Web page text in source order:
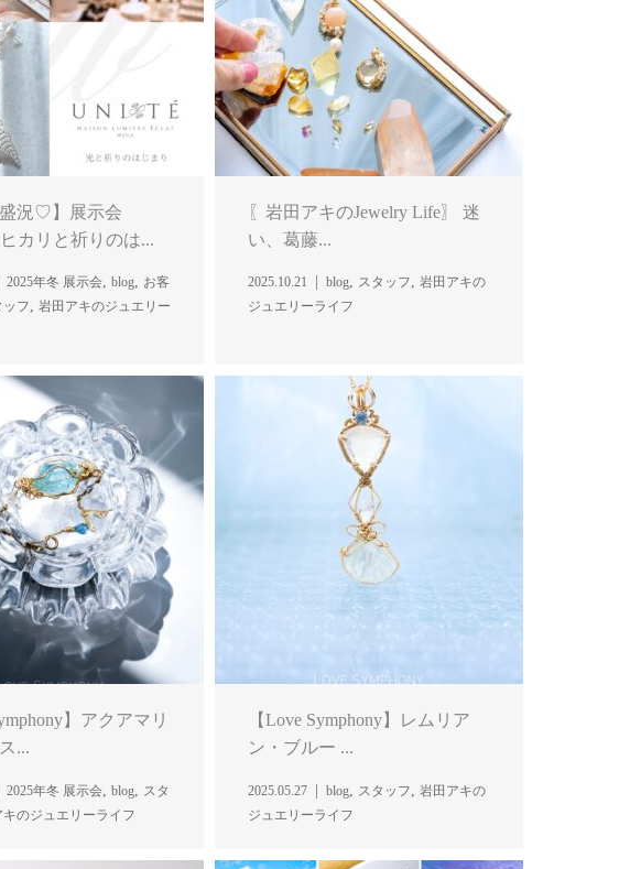
況♡】展示会
カリと祈りのは...
,
フ
岩田アキのジュエリー
〖岩田アキのJewelry Life〗 迷
い、葛藤...
2025.10.21 blog, スタッフ,
岩田アキの
ジュエリーライフ
】アクアマリ
...
2025年冬 展示会,blog,
スタ
キのジュエリーライフ
【Love Symphony】レムリア
ン・ブルー ...
2025.05.27 , スタッフ
岩田アキの